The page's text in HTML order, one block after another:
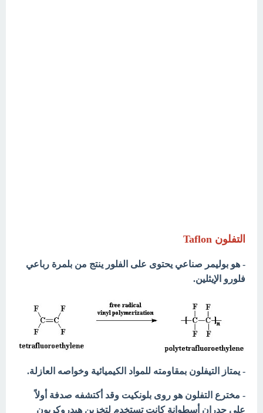
التفلون Taflon
- هو بوليمر صناعي يحتوى على الفلور ينتج من بلمرة رباعي
فلورو الإيثلين.
- يمتاز التيفلون بمقاومته للمواد الكيميائية وخواصه العازلة.
- مخترع التفلون هو روى بلونكيت وقد أكتشفه صدفة أولاً
على جدران أسطوانة كانت تستخدم لتخزين هيدروكربون